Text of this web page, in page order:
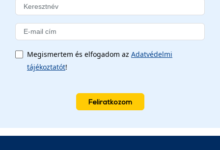
Megismertem és elfogadom az Adatvédelmi
tájékoztatót!
Feliratkozom